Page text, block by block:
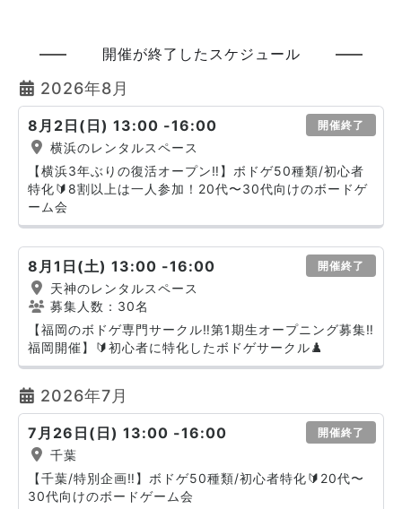
開催が終了したスケジュール
2026年8月
8月2日(日) 13:00 -16:00 開催終了
横浜のレンタルスペース
【横浜3年ぶりの復活オープン‼️】ボドゲ50種類/初心者
特化🔰8割以上は一人参加！20代〜30代向けのボードゲ
ーム会
8月1日(土) 13:00 -16:00 開催終了
天神のレンタルスペース
募集人数：30名
【福岡のボドゲ専門サークル‼️第1期生オープニング募集‼️
福岡開催】🔰初心者に特化したボドゲサークル♟️
2026年7月
7月26日(日) 13:00 -16:00 開催終了
千葉
【千葉/特別企画‼️】ボドゲ50種類/初心者特化🔰20代〜
30代向けのボードゲーム会